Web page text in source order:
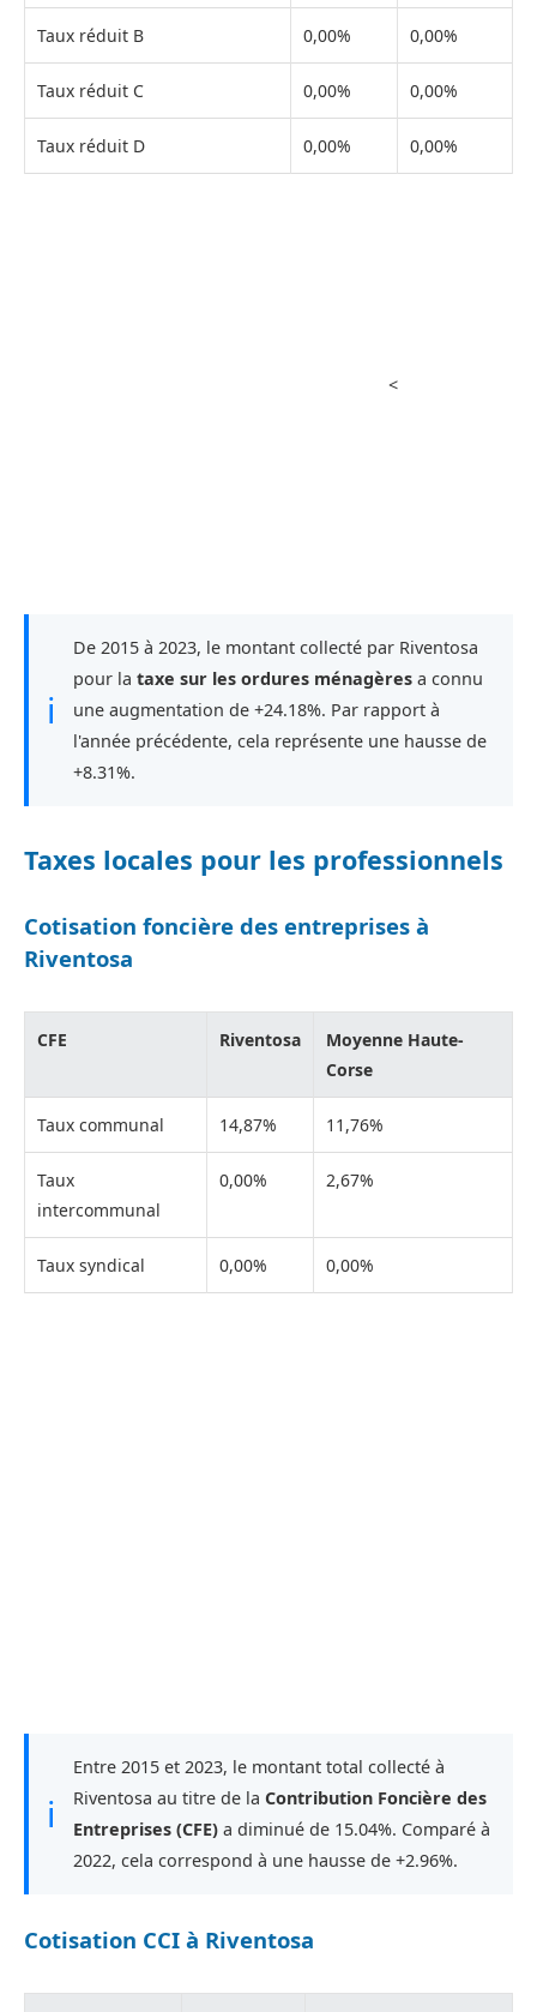
Taux réduit B 0,00% 0,00%
Taux réduit C 0,00% 0,00%
Taux réduit D 0,00% 0,00%
<
ℹ
De 2015 à 2023, le montant collecté par Riventosa
pour la taxe sur les ordures ménagères a connu
une augmentation de +24.18%. Par rapport à
l'année précédente, cela représente une hausse de
+8.31%.
Taxes locales pour les professionnels
Cotisation foncière des entreprises à
Riventosa
CFE Riventosa
Moyenne Haute-
Corse
Taux communal 14,87% 11,76%
Taux
intercommunal
0,00% 2,67%
Taux syndical 0,00% 0,00%
ℹ
Entre 2015 et 2023, le montant total collecté à
Riventosa au titre de la Contribution Foncière des
Entreprises (CFE) a diminué de 15.04%. Comparé à
2022, cela correspond à une hausse de +2.96%.
Cotisation CCI à Riventosa